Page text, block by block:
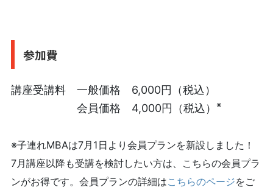
参加費
講座受講料 一般価格 6,000円（税込）
会員価格 4,000円（税込）
※
※子連れMBAは7月1日より会員プランを新設しました！
7月講座以降も受講を検討したい方は、こちらの会員プラ
ンがお得です。会員プランの詳細はこちらのページをご